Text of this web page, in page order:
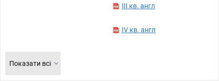
III кв. англ
IV кв. англ
Показати всі